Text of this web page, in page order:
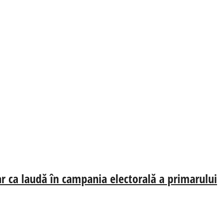
laudă în campania electorală a primarului